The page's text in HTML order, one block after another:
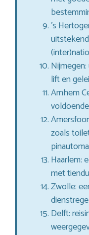
’s
lift en
Arnhem
zoals
Haarlem:
met
Zwolle:
Delft: